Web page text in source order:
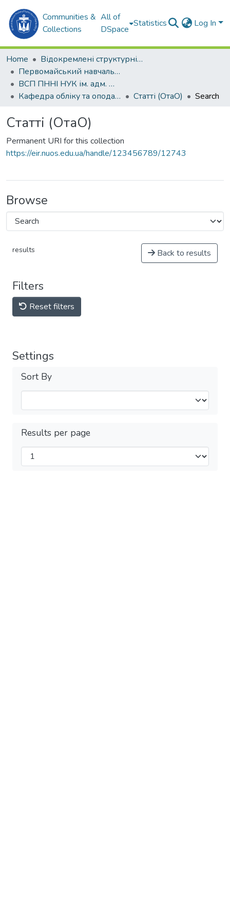
Communities &
Collections
All of
DSpace
Statistics Log In
Home
Відокремлені структурні підрозділи НУК ім. адм. Макарова
Первомайський навчально-науковий інститут НУК ім. адм. Макарова (ПННІ НУК)
ВСП ПННІ НУК ім. адм. Макарова
Кафедра обліку та оподаткування (ОтаО)
Статті (ОтаО) Search
Статті (ОтаО)
Permanent URI for this collection
https://eir.nuos.edu.ua/handle/123456789/12743
Browse
results Back to results
Filters
Reset filters
Settings
Sort By
Results per page